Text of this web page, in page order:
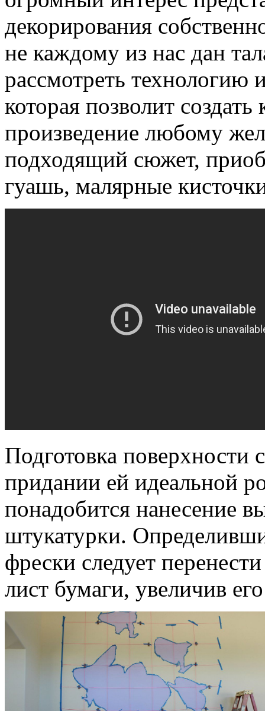
декорирования
не каждому из нас дан
рассмотреть технологию
которая позволит
произведение любому
подходящий сюжет,
гуашь, малярные
Подготовка поверхности
придании ей идеальной
понадобится нанесение
штукатурки.
фрески следует
лист бумаги, увеличив